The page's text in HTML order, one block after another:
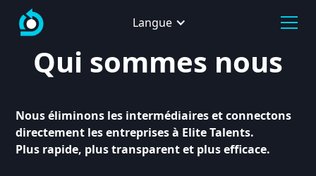
Langue
Qui sommes nous
Nous éliminons les intermédiaires et connectons
directement les entreprises à Elite Talents.
Plus rapide, plus transparent et plus efficace.